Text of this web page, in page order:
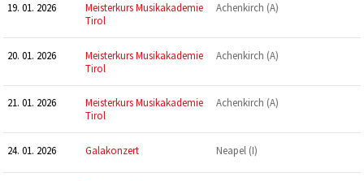
19. 01. 2026
Meisterkurs Musikakademie
Tirol
Achenkirch (A)
20. 01. 2026
Meisterkurs Musikakademie
Tirol
Achenkirch (A)
21. 01. 2026
Meisterkurs Musikakademie
Tirol
Achenkirch (A)
24. 01. 2026 Galakonzert Neapel (I)